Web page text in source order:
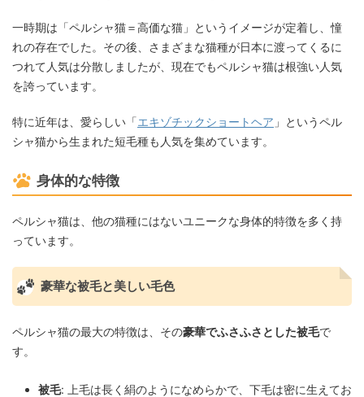
一時期は「ペルシャ猫＝高価な猫」というイメージが定着し、憧
れの存在でした。その後、さまざまな猫種が日本に渡ってくるに
つれて人気は分散しましたが、現在でもペルシャ猫は根強い人気
を誇っています。
特に近年は、愛らしい「エキゾチックショートヘア 」というペル
シャ猫から生まれた短毛種も人気を集めています。
身体的な特徴
ペルシャ猫は、他の猫種にはないユニークな身体的特徴を多く持
っています。
豪華な被毛と美しい毛色
ペルシャ猫の最大の特徴は、その豪華でふさふさとした被毛で
す。
被毛: 上毛は長く絹のようになめらかで、下毛は密に生えてお